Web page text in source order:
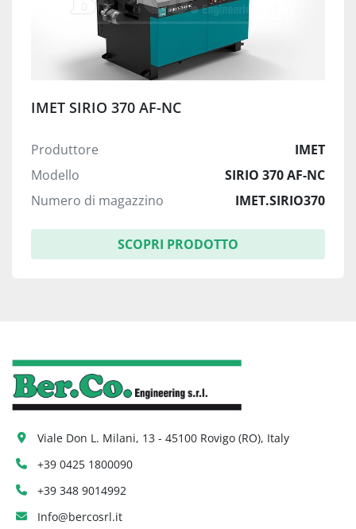
IMET SIRIO 370 AF-NC
Produttore
IMET
Modello
SIRIO 370 AF-NC
Numero di magazzino
IMET.SIRIO370
SCOPRI PRODOTTO
Viale Don L. Milani, 13 - 45100 Rovigo (RO), Italy
+39 0425 1800090
+39 348 9014992
Info@bercosrl.it